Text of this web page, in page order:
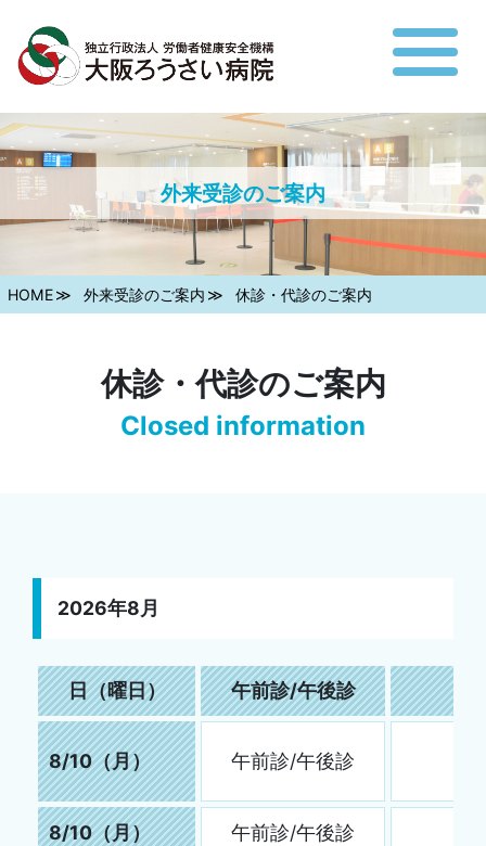
外来受診のご案内
HOME 外来受診のご案内 休診・代診のご案内
休診・代診のご案内
Closed information
2026年8月
日（曜日） 午前診/午後診
8/10（月） 午前診/午後診
8/10（月） 午前診/午後診